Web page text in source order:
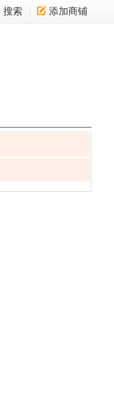
搜索 添加商铺